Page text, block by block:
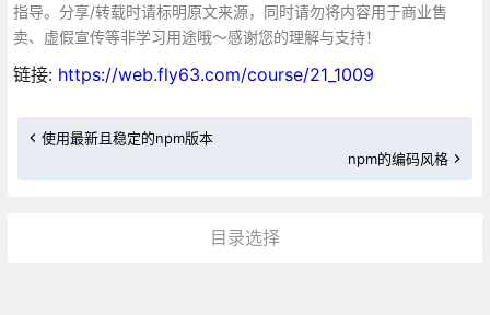
指导。分享/转载时请标明原文来源，同时请勿将内容用于商业售
卖、虚假宣传等非学习用途哦～感谢您的理解与支持！
链接: https://web.fly63.com/course/21_1009
使用最新且稳定的npm版本
npm的编码风格
目录选择